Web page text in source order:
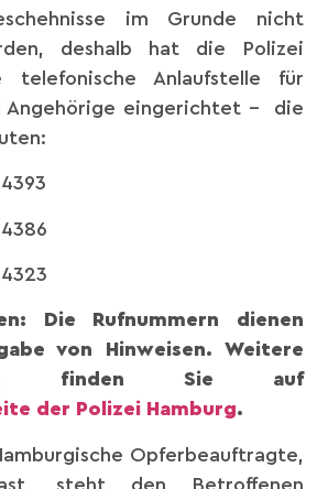
im Grunde nicht
deshalb hat die Polizei
telefonische Anlaufstelle für
Angehörige eingerichtet – die
Die Rufnummern dienen
von Hinweisen. Weitere
finden Sie auf
der Polizei Hamburg.
Opferbeauftragte,
steht den Betroffenen